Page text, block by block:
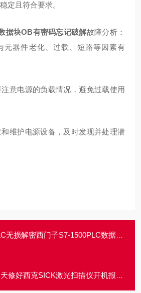
定且符合要求。
据块OB有密码忘记破解故障分析：
元器件老化、过载、短路等因素有
意电源的负载情况，避免过载使用
维护电源设备，及时发现并处理潜
损解密西门子S7-1500PLC数据块FC密码忘记解密
好西克SICK激光扫描仪开机报警E1常见故障维修